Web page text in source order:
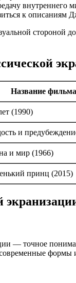
внутреннего
к описаниям
стороной
Название фильма
(1990)
и
и мир (1966)
принц (2015)
— точное
формы